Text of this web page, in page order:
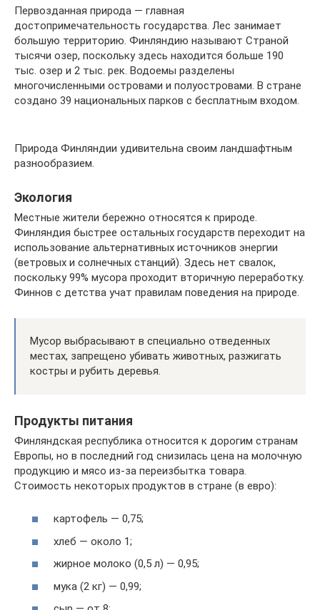
Первозданная природа — главная
достопримечательность государства. Лес занимает
большую территорию. Финляндию называют Страной
тысячи озер, поскольку здесь находится больше 190
тыс. озер и 2 тыс. рек. Водоемы разделены
многочисленными островами и полуостровами. В стране
создано 39 национальных парков с бесплатным входом.
Природа Финляндии удивительна своим ландшафтным
разнообразием.
Экология
Местные жители бережно относятся к природе.
Финляндия быстрее остальных государств переходит на
использование альтернативных источников энергии
(ветровых и солнечных станций). Здесь нет свалок,
поскольку 99% мусора проходит вторичную переработку.
Финнов с детства учат правилам поведения на природе.
Мусор выбрасывают в специально отведенных
местах, запрещено убивать животных, разжигать
костры и рубить деревья.
Продукты питания
Финляндская республика относится к дорогим странам
Европы, но в последний год снизилась цена на молочную
продукцию и мясо из-за переизбытка товара.
Стоимость некоторых продуктов в стране (в евро):
картофель — 0,75;
хлеб — около 1;
жирное молоко (0,5 л) — 0,95;
мука (2 кг) — 0,99;